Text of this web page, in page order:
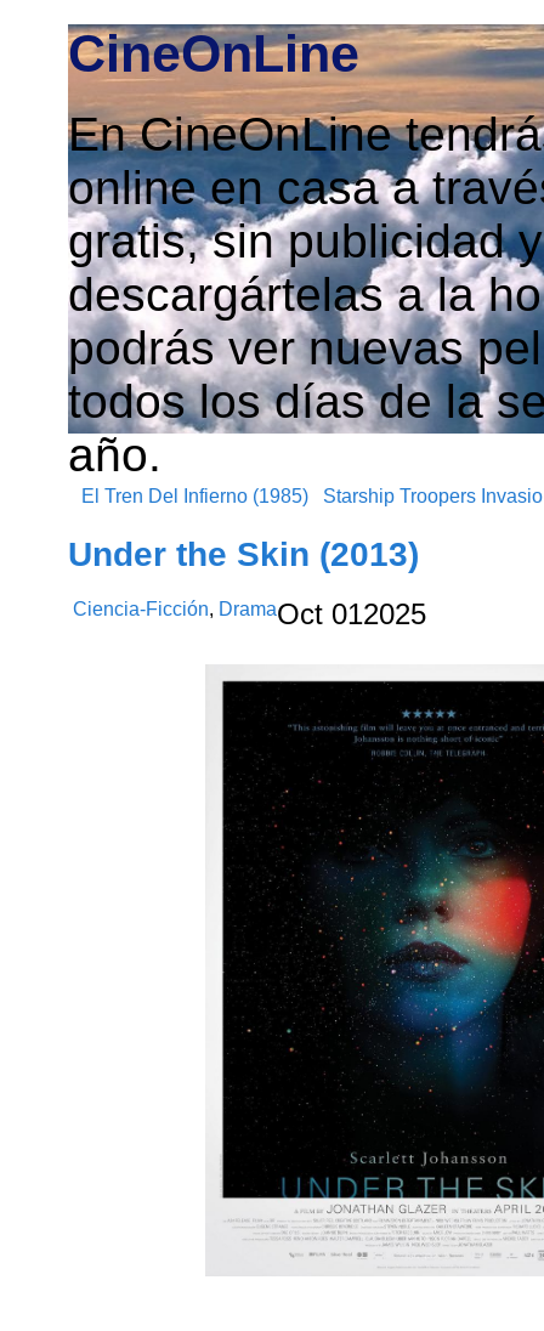
CineOnLine
En CineOnLine
online en casa a
gratis, sin publicidad
descargártelas a la
podrás ver nuevas
todos los días de la
año.
El Tren Del Infierno (1985) Starship Troopers
Under the Skin (2013)
Ciencia-Ficción, DramaOct 012025